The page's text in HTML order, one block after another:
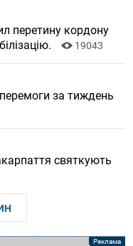
перетину кордону
19043
за тиждень
святкують